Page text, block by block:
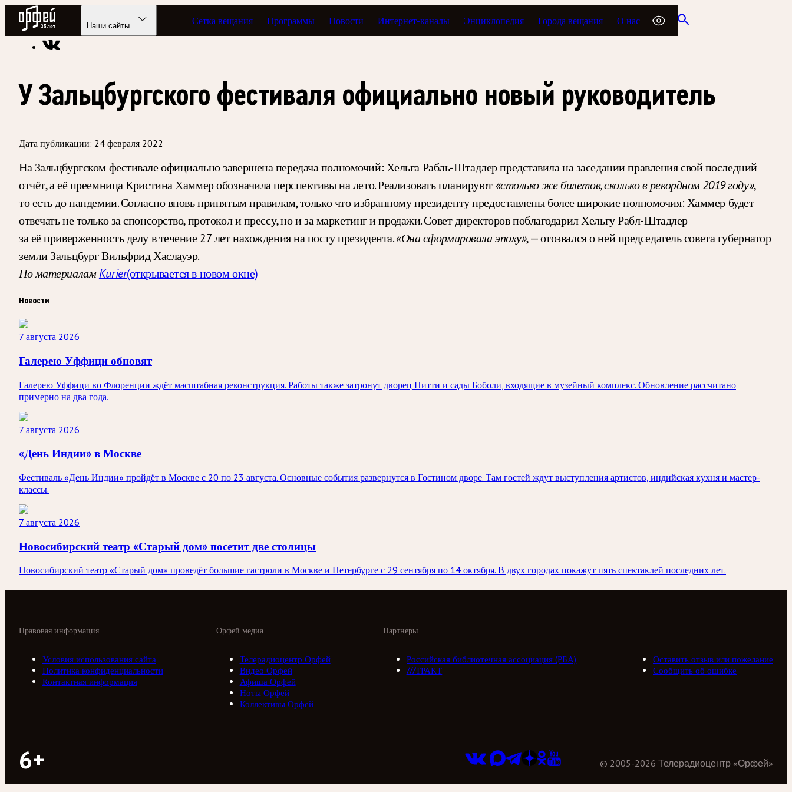
Радио Орфей
Наши сайты Сетка вещания Программы Новости Интернет-каналы Энциклопедия Города вещания О нас
Радио классической музыки «Орфей» Новости
У Зальцбургского фестиваля официально новый руководитель
Дата публикации: 24 февраля 2022
На Зальцбургском фестивале официально завершена передача полномочий: Хельга Рабль-Штадлер представила на заседании правления свой последний
отчёт, а её преемница Кристина Хаммер обозначила перспективы на лето. Реализовать планируют «столько же билетов, сколько в рекордном 2019 году»,
то есть до пандемии. Согласно вновь принятым правилам, только что избранному президенту предоставлены более широкие полномочия: Хаммер будет
отвечать не только за спонсорство, протокол и прессу, но и за маркетинг и продажи. Совет директоров поблагодарил Хельгу Рабл-Штадлер
за её приверженность делу в течение 27 лет нахождения на посту президента.«Она сформировала эпоху», — отозвался о ней председатель совета губернатор
земли Зальцбург Вильфрид Хаслауэр.
По материаламKurier(открывается в новом окне)
Новости
7 августа 2026
Галерею Уффици обновят
Галерею Уффици во Флоренции ждёт масштабная реконструкция. Работы также затронут дворец Питти и сады Боболи, входящие в музейный комплекс. Обновление рассчитано
примерно на два года.
7 августа 2026
«День Индии» в Москве
Фестиваль «День Индии» пройдёт в Москве с 20 по 23 августа. Основные события развернутся в Гостином дворе. Там гостей ждут выступления артистов, индийская кухня и мастер-
классы.
7 августа 2026
Новосибирский театр «Старый дом» посетит две столицы
Новосибирский театр «Старый дом» проведёт большие гастроли в Москве и Петербурге с 29 сентября по 14 октября. В двух городах покажут пять спектаклей последних лет.
Орфей медиа
Телерадиоцентр Орфей
Видео Орфей
Афиша Орфей
Ноты Орфей
Коллективы Орфей
Партнеры
Российская библиотечная ассоциация (РБА)
///ТРАКТ
Правовая информация
Условия использования сайта
Политика конфиденциальности
Контактная информация
Оставить отзыв или пожелание
Сообщить об ошибке
6+ © 2005-2026 Телерадиоцентр «Орфей»